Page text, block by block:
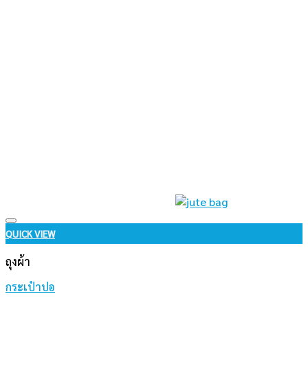
Add to wishlist
QUICK VIEW
ถุงผ้า
กระเป๋าปอ